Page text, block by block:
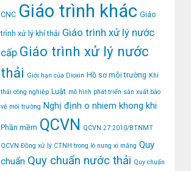
CNC Giáo trình khác Giáo
trình xử lý khí thải Giáo trình xử lý nước
cấp Giáo trình xử lý nước
thải Giới hạn của Dioxin Hồ sơ môi trường Khí
thải công nghiệp Luật mô hình phát triển sản xuất bảo
vệ môi trường Nghị định o nhiem khong khi
Phần mềm QCVN QCVN 27:2010/BTNMT
QCVN Đồng xử lý CTNH trong lò nung xi măng Quy
chuẩn Quy chuẩn nước thải Quy chuẩn